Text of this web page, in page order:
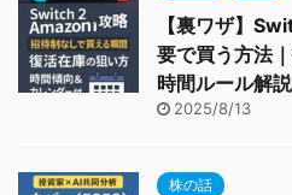
【裏ワザ】
要で買う方法
時間ルール解説
2025/8/13
株の話